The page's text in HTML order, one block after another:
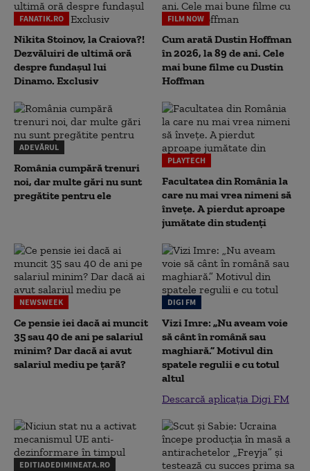
FANATIK.RO
Nikita Stoinov, la Craiova?!
Dezvăluiri de ultimă oră
despre fundașul lui
Dinamo. Exclusiv
FILM NOW
Cum arată Dustin Hoffman
în 2026, la 89 de ani. Cele
mai bune filme cu Dustin
Hoffman
ADEVĂRUL
România cumpără trenuri
noi, dar multe gări nu sunt
pregătite pentru ele
PLAYTECH
Facultatea din România la
care nu mai vrea nimeni să
înveţe. A pierdut aproape
jumătate din studenţi
NEWSWEEK
Ce pensie iei dacă ai muncit
35 sau 40 de ani pe salariul
minim? Dar dacă ai avut
salariul mediu pe țară?
DIGI FM
Vizi Imre: „Nu aveam voie
să cânt în română sau
maghiară.” Motivul din
spatele regulii e cu totul
altul
Descarcă aplicația Digi FM
EDITIADEDIMINEATA.RO